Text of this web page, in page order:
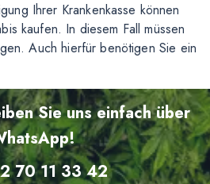
Ihrer Krankenkasse können
kaufen. In diesem Fall müssen
Auch hierfür benötigen Sie ein
Sie uns einfach über
70 11 33 42